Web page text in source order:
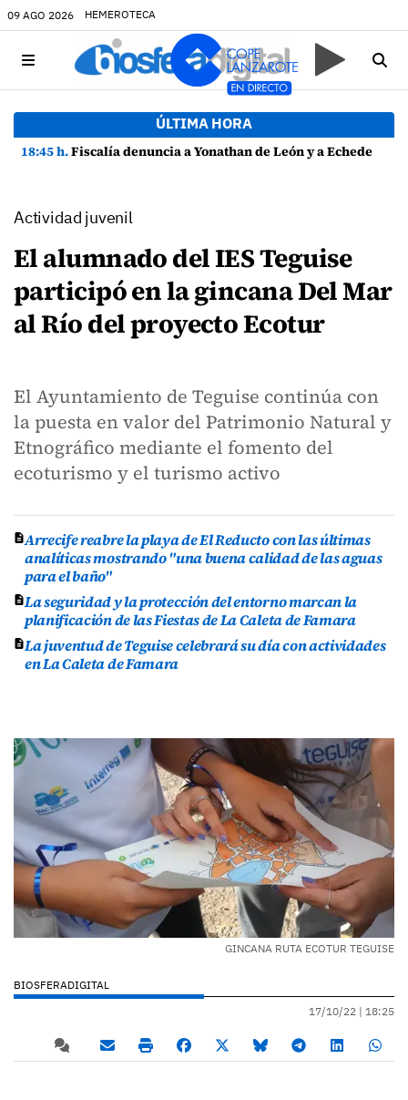
09 AGO 2026 HEMEROTECA
ÚLTIMA HORA
18:45 h.Fiscalía denuncia a Yonathan de León y a Echedey Eugenio por presuntas anomalías en contratos festivos
Actividad juvenil
El alumnado del IES Teguise
participó en la gincana Del Mar
al Río del proyecto Ecotur
El Ayuntamiento de Teguise continúa con
la puesta en valor del Patrimonio Natural y
Etnográfico mediante el fomento del
ecoturismo y el turismo activo
Arrecife reabre la playa de El Reducto con las últimas
analíticas mostrando "una buena calidad de las aguas
para el baño"
La seguridad y la protección del entorno marcan la
planificación de las Fiestas de La Caleta de Famara
La juventud de Teguise celebrará su día con actividades
en La Caleta de Famara
GINCANA RUTA ECOTUR TEGUISE
BIOSFERADIGITAL
17/10/22 | 18:25